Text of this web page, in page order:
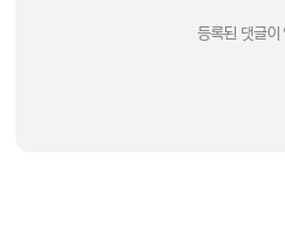
등록된 댓글이